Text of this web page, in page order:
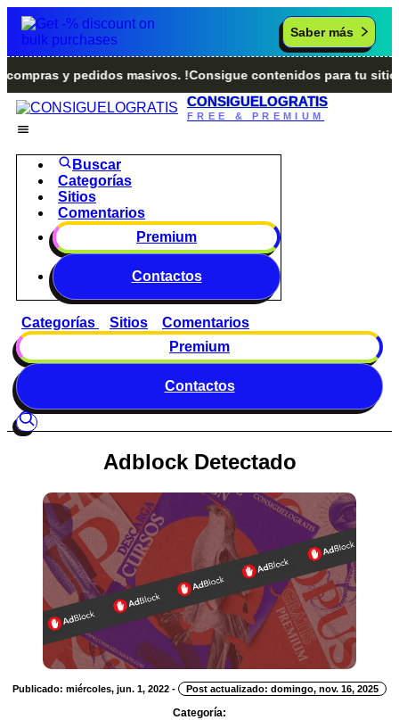
Saber más
y pedidos masivos. !Consigue contenidos para tu sitio
CONSIGUELOGRATIS
FREE & PREMIUM
Buscar
Categorías
Sitios
Comentarios
Premium
Contactos
Categorías Sitios
Comentarios
Premium
Contactos
Adblock Detectado
Publicado: miércoles, jun. 1, 2022 - Post actualizado: domingo, nov. 16, 2025
Categoría: